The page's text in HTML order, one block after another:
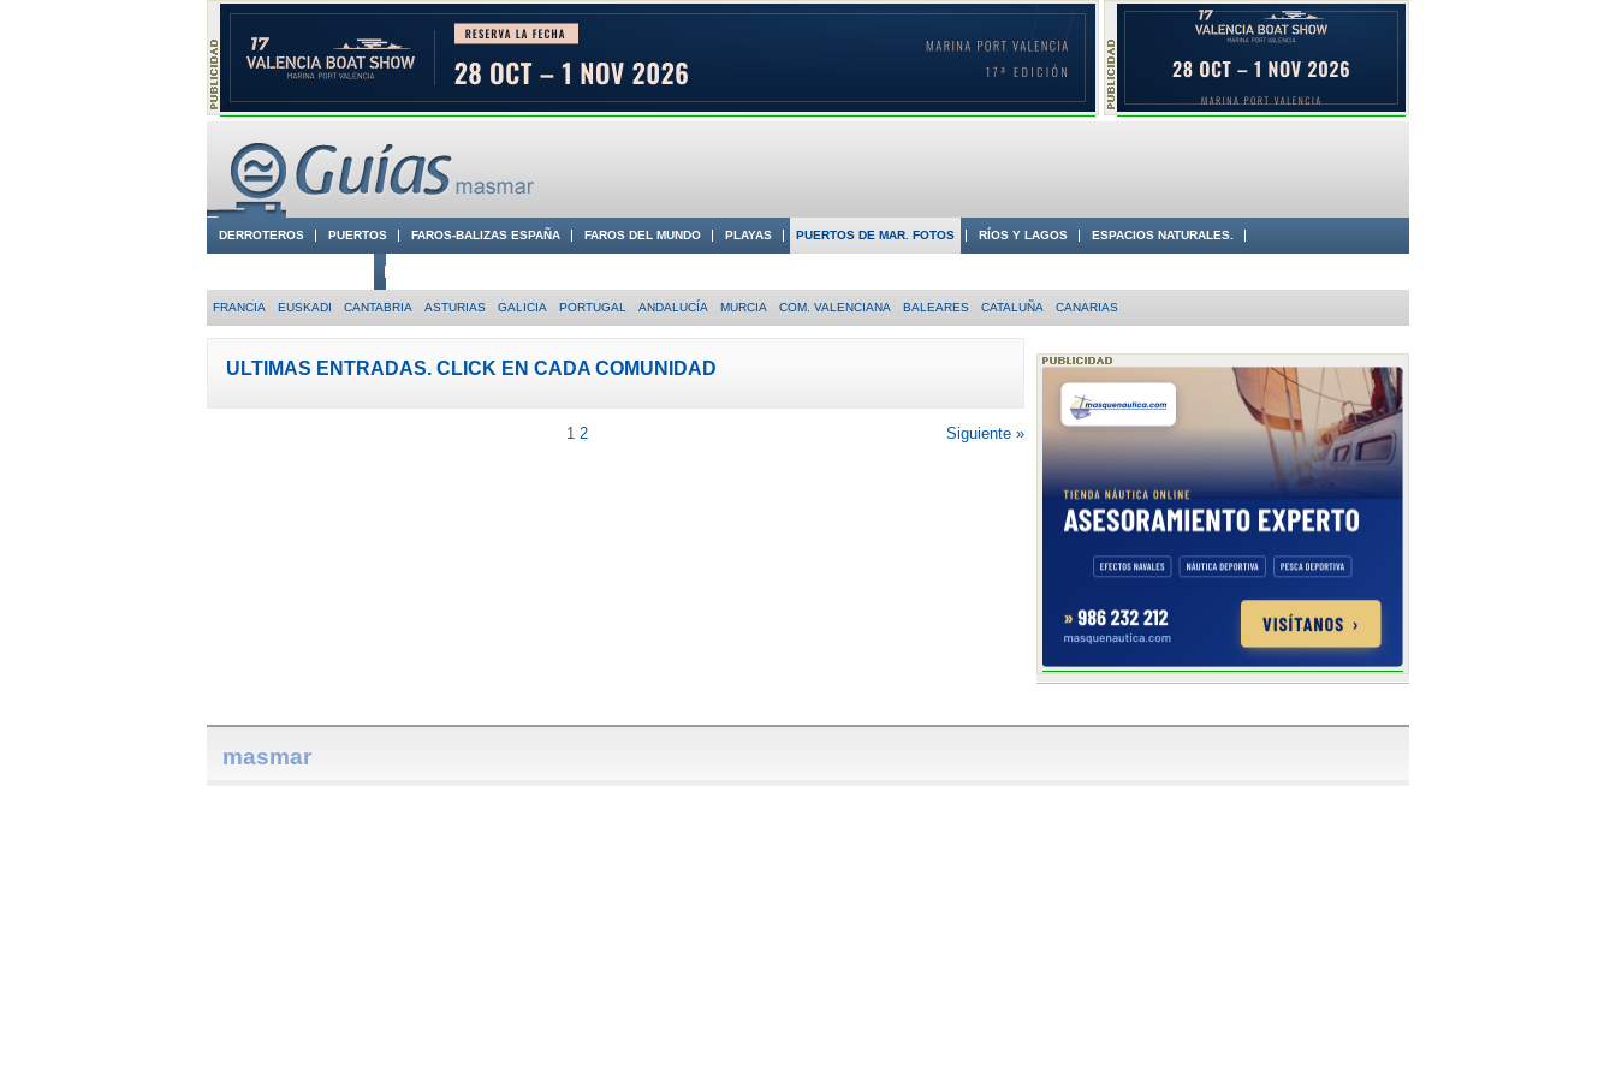
DERROTEROS PUERTOS FAROS-BALIZAS ESPAÑA FAROS DEL MUNDO PLAYAS PUERTOS DE MAR. FOTOS RÍOS Y LAGOS ESPACIOS NATURALES.
FRANCIA EUSKADI CANTABRIA ASTURIAS GALICIA PORTUGAL ANDALUCÍA MURCIA COM. VALENCIANA BALEARES CATALUÑA CANARIAS
ULTIMAS ENTRADAS. CLICK EN CADA COMUNIDAD
Siguiente »
1 2
masmar